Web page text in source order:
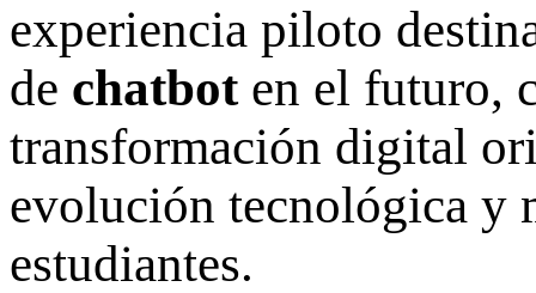
experiencia piloto
de chatboten el futuro,
transformación digital
evolución tecnológica y
estudiantes.